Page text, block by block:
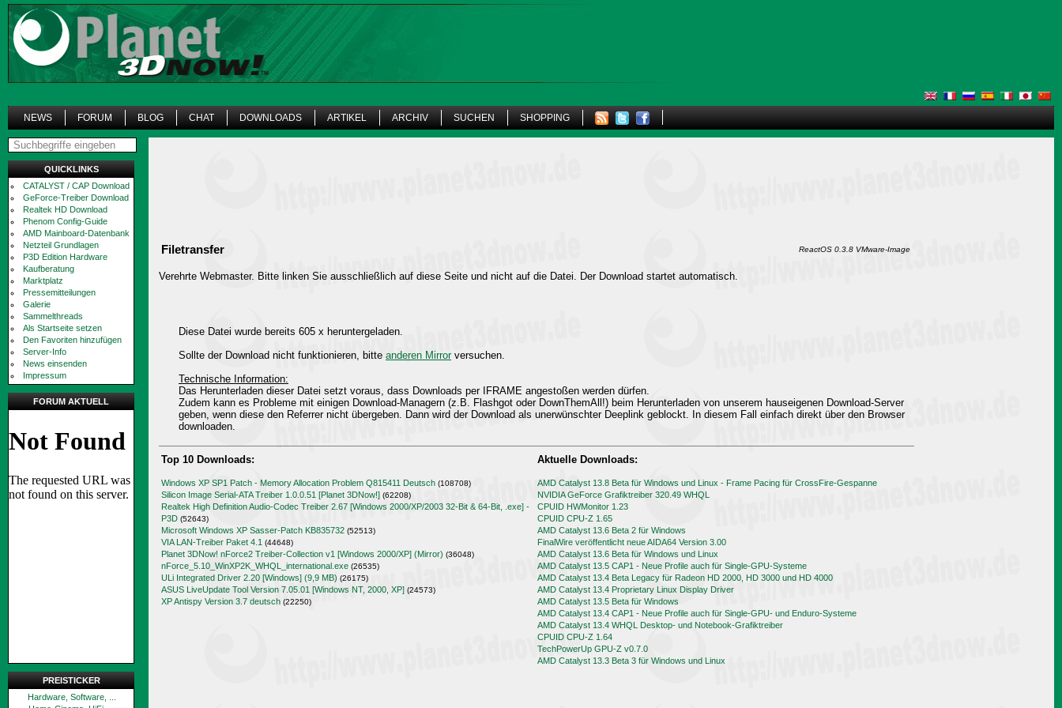
NEWS FORUM BLOG CHAT DOWNLOADS ARTIKEL ARCHIV SUCHEN SHOPPING
QUICKLINKS
CATALYST / CAP Download
GeForce-Treiber Download
Realtek HD Download
Phenom Config-Guide
AMD Mainboard-Datenbank
Netzteil Grundlagen
P3D Edition Hardware
Kaufberatung
Marktplatz
Pressemitteilungen
Galerie
Sammelthreads
Als Startseite setzen
Den Favoriten hinzufügen
Server-Info
News einsenden
Impressum
FORUM AKTUELL
PREISTICKER
Hardware, Software, ...
Filetransfer ReactOS 0.3.8 VMware-Image
Verehrte Webmaster. Bitte linken Sie ausschließlich auf diese Seite und nicht auf die Datei. Der Download startet automatisch.
Diese Datei wurde bereits 605 x heruntergeladen.
Sollte der Download nicht funktionieren, bitte anderen Mirrorversuchen.
Technische Information:
Das Herunterladen dieser Datei setzt voraus, dass Downloads per IFRAME angestoßen werden dürfen.
Zudem kann es Probleme mit einigen Download-Managern (z.B. Flashgot oder DownThemAll!) beim Herunterladen von unserem hauseigenen Download-Server
geben, wenn diese den Referrer nicht übergeben. Dann wird der Download als unerwünschter Deeplink geblockt. In diesem Fall einfach direkt über den Browser
downloaden.
Top 10 Downloads:
Windows XP SP1 Patch - Memory Allocation Problem Q815411 Deutsch (108708)
Silicon Image Serial-ATA Treiber 1.0.0.51 [Planet 3DNow!] (62208)
Realtek High Definition Audio-Codec Treiber 2.67 [Windows 2000/XP/2003 32-Bit & 64-Bit, .exe] -
P3D (52643)
Microsoft Windows XP Sasser-Patch KB835732 (52513)
VIA LAN-Treiber Paket 4.1 (44648)
Planet 3DNow! nForce2 Treiber-Collection v1 [Windows 2000/XP] (Mirror) (36048)
nForce_5.10_WinXP2K_WHQL_international.exe (26535)
ULi Integrated Driver 2.20 [Windows] (9,9 MB) (26175)
ASUS LiveUpdate Tool Version 7.05.01 [Windows NT, 2000, XP] (24573)
XP Antispy Version 3.7 deutsch (22250)
Aktuelle Downloads:
AMD Catalyst 13.8 Beta für Windows und Linux - Frame Pacing für CrossFire-Gespanne
NVIDIA GeForce Grafiktreiber 320.49 WHQL
CPUID HWMonitor 1.23
CPUID CPU-Z 1.65
AMD Catalyst 13.6 Beta 2 für Windows
FinalWire veröffentlicht neue AIDA64 Version 3.00
AMD Catalyst 13.6 Beta für Windows und Linux
AMD Catalyst 13.5 CAP1 - Neue Profile auch für Single-GPU-Systeme
AMD Catalyst 13.4 Beta Legacy für Radeon HD 2000, HD 3000 und HD 4000
AMD Catalyst 13.4 Proprietary Linux Display Driver
AMD Catalyst 13.5 Beta für Windows
AMD Catalyst 13.4 CAP1 - Neue Profile auch für Single-GPU- und Enduro-Systeme
AMD Catalyst 13.4 WHQL Desktop- und Notebook-Grafiktreiber
CPUID CPU-Z 1.64
TechPowerUp GPU-Z v0.7.0
AMD Catalyst 13.3 Beta 3 für Windows und Linux